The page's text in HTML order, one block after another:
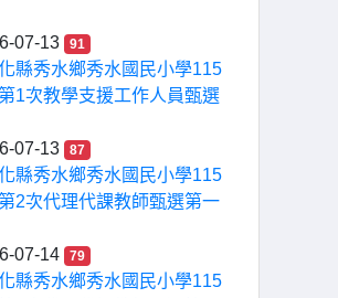
07-13
91
縣秀水鄉秀水國民小學115
1次教學支援工作人員甄選
07-13
87
縣秀水鄉秀水國民小學115
2次代理代課教師甄選第一
07-14
79
縣秀水鄉秀水國民小學115